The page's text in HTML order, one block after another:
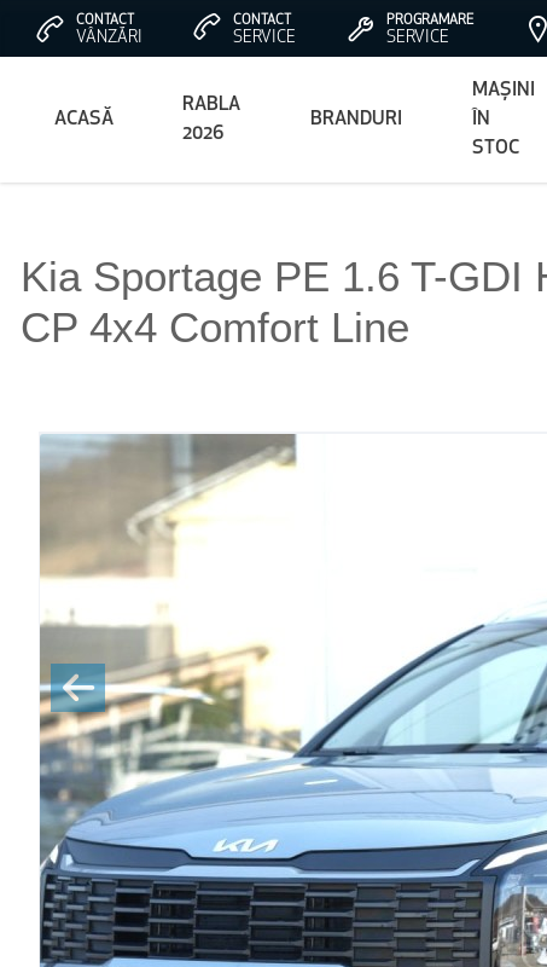
CONTACT
VÂNZĂRI
CONTACT
SERVICE
PROGRAMARE
SERVICE
ACASĂ
RABLA
2026
BRANDURI
MAȘINI
ÎN
STOC
Kia Sportage PE 1.6 T-GDI
CP 4x4 Comfort Line